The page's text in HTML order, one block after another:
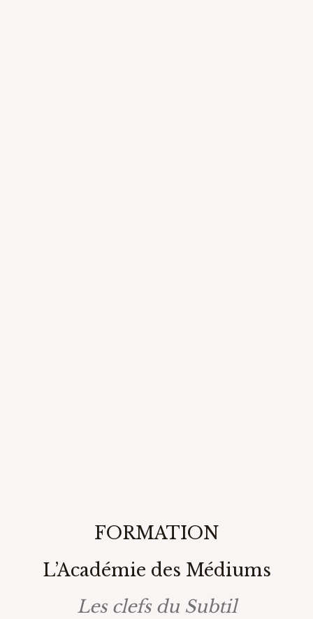
FORMATION
L’Académie des Médiums
Les clefs du Subtil